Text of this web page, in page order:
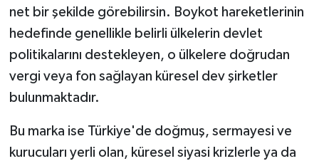
net bir şekilde görebilirsin. Boykot hareketlerinin
hedefinde genellikle belirli ülkelerin devlet
politikalarını destekleyen, o ülkelere doğrudan
vergi veya fon sağlayan küresel dev şirketler
bulunmaktadır.
Bu marka ise Türkiye'de doğmuş, sermayesi ve
kurucuları yerli olan, küresel siyasi krizlerle ya da